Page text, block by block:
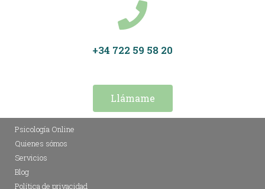
+34 722 59 58 20
Llámame
Psicología Online
Quienes sómos
Servicios
Blog
Política de privacidad